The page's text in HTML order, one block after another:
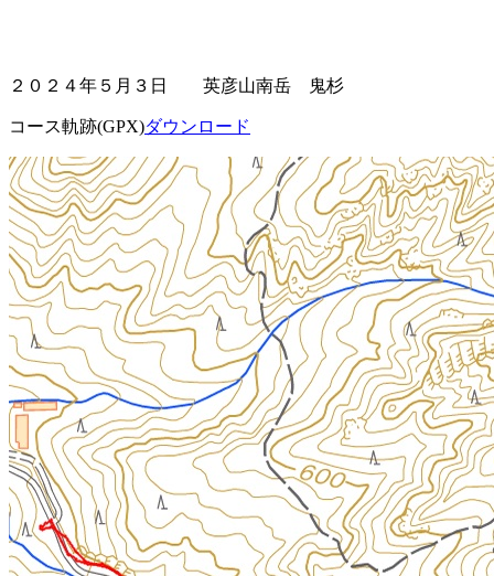
２０２４年５月３日 英彦山南岳 鬼杉
コース軌跡(GPX)ダウンロード